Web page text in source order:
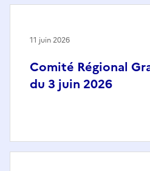
Comité Régional
du 3 juin 2026
11 juin 2026